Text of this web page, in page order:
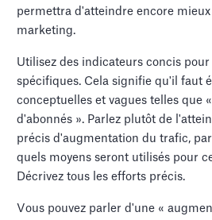
permettra d'atteindre encore
marketing.
Utilisez des indicateurs concis
spécifiques. Cela signifie qu'il faut
conceptuelles et vagues telles que
d'abonnés ». Parlez plutôt de
précis d'augmentation du trafic,
quels moyens seront utilisés pour
Décrivez tous les efforts précis.
Vous pouvez parler d'une «